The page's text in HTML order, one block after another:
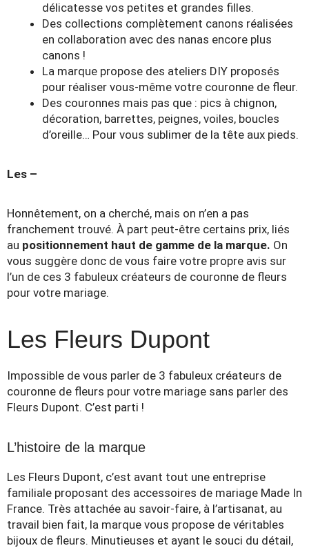
délicatesse vos petites et grandes filles.
Des collections complètement canons réalisées
en collaboration avec des nanas encore plus
canons !
La marque propose des ateliers DIY proposés
pour réaliser vous-même votre couronne de fleur.
Des couronnes mais pas que : pics à chignon,
décoration, barrettes, peignes, voiles, boucles
d’oreille… Pour vous sublimer de la tête aux pieds.
Les –
Honnêtement, on a cherché, mais on n’en a pas
franchement trouvé. À part peut-être certains prix, liés
au positionnement haut de gamme de la marque. On
vous suggère donc de vous faire votre propre avis sur
l’un de ces 3 fabuleux créateurs de couronne de fleurs
pour votre mariage.
Les Fleurs Dupont
Impossible de vous parler de 3 fabuleux créateurs de
couronne de fleurs pour votre mariage sans parler des
Fleurs Dupont. C’est parti !
L’histoire de la marque
Les Fleurs Dupont, c’est avant tout une entreprise
familiale proposant des accessoires de mariage Made In
France. Très attachée au savoir-faire, à l’artisanat, au
travail bien fait, la marque vous propose de véritables
bijoux de fleurs. Minutieuses et ayant le souci du détail,